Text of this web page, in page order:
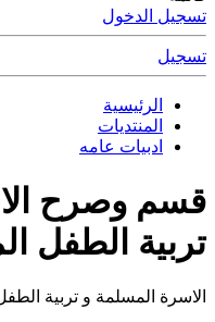
تسجيل الدخول
تسجيل
الرئيسية
المنتديات
ادبيات عامه
قسم وصرح
تربية الطفل
الاسرة المسلمة و تربية